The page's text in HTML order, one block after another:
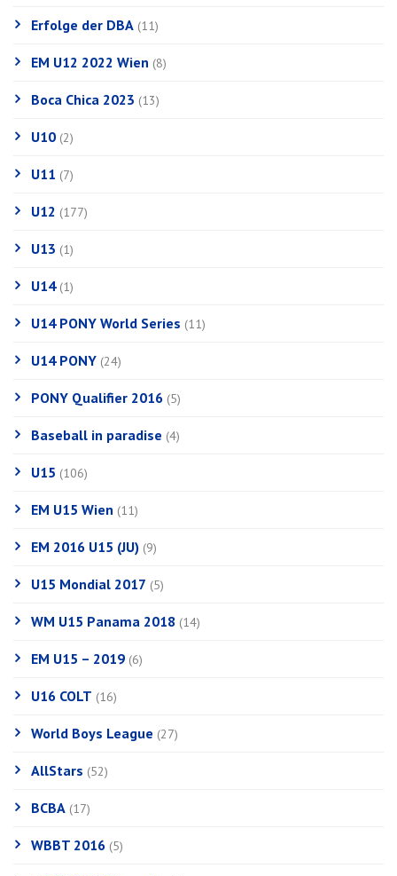
Erfolge der DBA (11)
EM U12 2022 Wien (8)
Boca Chica 2023 (13)
U10 (2)
U11 (7)
U12 (177)
U13 (1)
U14(1)
U14 PONY World Series (11)
U14 PONY (24)
PONY Qualifier 2016 (5)
Baseball in paradise (4)
U15 (106)
EM U15 Wien (11)
EM 2016 U15 (JU) (9)
U15 Mondial 2017 (5)
WM U15 Panama 2018 (14)
EM U15 – 2019 (6)
U16 COLT (16)
World Boys League (27)
AllStars (52)
BCBA (17)
WBBT 2016 (5)